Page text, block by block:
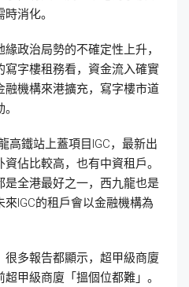
消化。
政治局勢的不確定性上升，
字樓租務看，資金流入確實
機構來港擴充，寫字樓市道
高鐵站上蓋項目IGC，最新出
佔比較高，也有中資租戶。
是全港最好之一，西九龍也是
IGC的租戶會以金融機構為
多報告都顯示，超甲級商廈
甲級商廈「搵個位都難」。